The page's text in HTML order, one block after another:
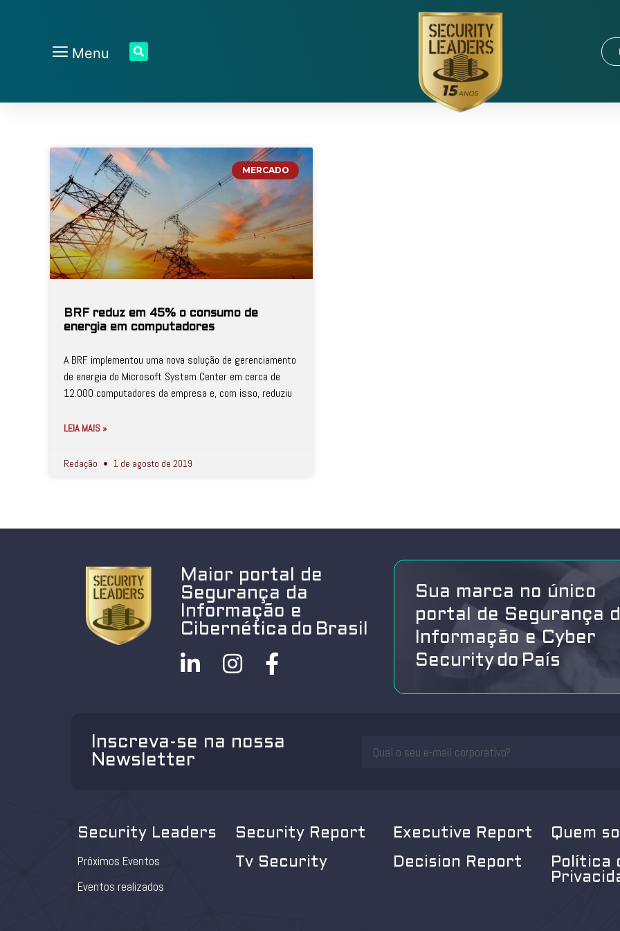
Menu
MERCADO
BRF reduz em 45% o consumo de
energia em computadores
A BRF implementou uma nova solução de gerenciamento
de energia do Microsoft System Center em cerca de
12.000 computadores da empresa e, com isso, reduziu
LEIA MAIS »
Redação 1 de agosto de 2019
Maior portal de
Segurança da
Informação e
Cibernética do Brasil
Sua marca no único
portal de Segurança
Informação e Cyber
Security do País
Inscreva-se na nossa
Newsletter
Security Leaders
Próximos Eventos
Eventos realizados
Security Report
Tv Security
Executive Report
Decision Report
Quem
Política